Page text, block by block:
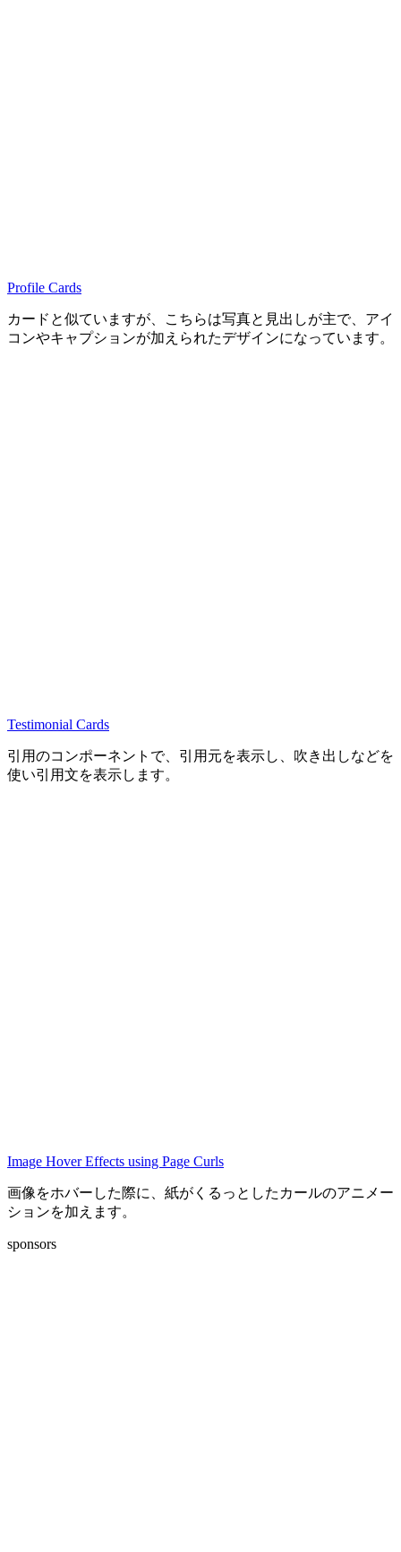
Profile Cards
カードと似ていますが、こちらは写真と見出しが主で、アイ
コンやキャプションが加えられたデザインになっています。
Testimonial Cards
引用のコンポーネントで、引用元を表示し、吹き出しなどを
使い引用文を表示します。
Image Hover Effects using Page Curls
画像をホバーした際に、紙がくるっとしたカールのアニメー
ションを加えます。
sponsors